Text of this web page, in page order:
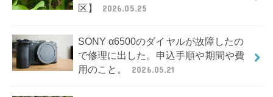
区】 2026.05.25
SONY α6500のダイヤルが故障したの
で修理に出した。申込手順や期間や費
用のこと。
2026.05.21